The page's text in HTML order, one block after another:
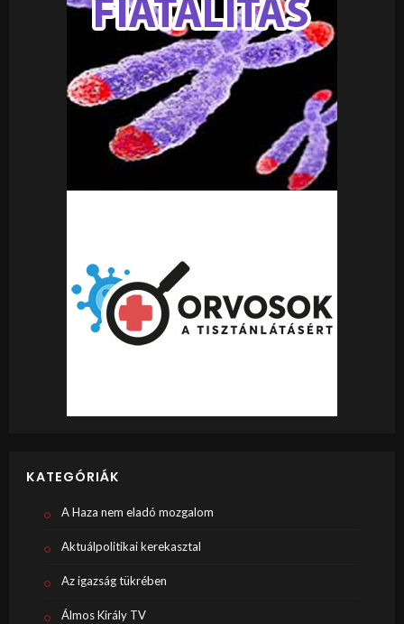
KATEGÓRIÁK
A Haza nem eladó mozgalom
Aktuálpolitikai kerekasztal
Az igazság tükrében
Álmos Király TV